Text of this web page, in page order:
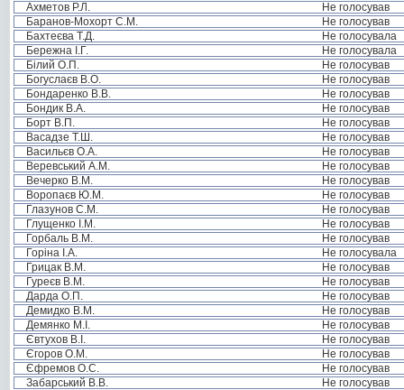
Ахметов Р.Л.
Не голосував
Баранов-Мохорт С.М.
Не голосував
Бахтеєва Т.Д.
Не голосувала
Бережна І.Г.
Не голосувала
Білий О.П.
Не голосував
Богуслаєв В.О.
Не голосував
Бондаренко В.В.
Не голосував
Бондик В.А.
Не голосував
Борт В.П.
Не голосував
Васадзе Т.Ш.
Не голосував
Васильєв О.А.
Не голосував
Веревський А.М.
Не голосував
Вечерко В.М.
Не голосував
Воропаєв Ю.М.
Не голосував
Глазунов С.М.
Не голосував
Глущенко І.М.
Не голосував
Горбаль В.М.
Не голосував
Горіна І.А.
Не голосувала
Грицак В.М.
Не голосував
Гуреєв В.М.
Не голосував
Дарда О.П.
Не голосував
Демидко В.М.
Не голосував
Демянко М.І.
Не голосував
Євтухов В.І.
Не голосував
Єгоров О.М.
Не голосував
Єфремов О.С.
Не голосував
Забарський В.В.
Не голосував